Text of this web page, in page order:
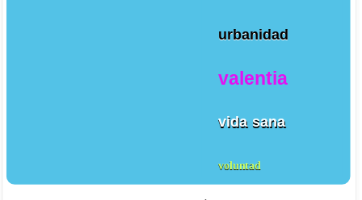
urbanidad
valentia
vida sana
voluntad